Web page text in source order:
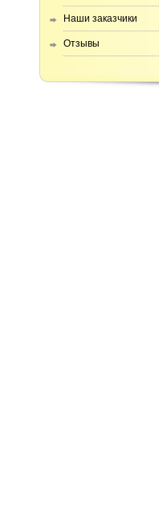
Наши заказчики
Отзывы